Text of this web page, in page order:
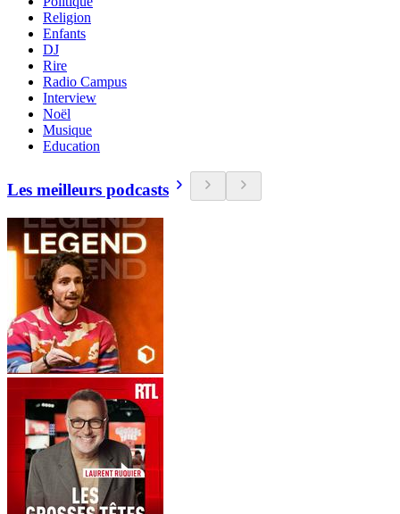
Religion
Enfants
DJ
Rire
Radio Campus
Interview
Noël
Musique
Education
Les meilleurs podcasts